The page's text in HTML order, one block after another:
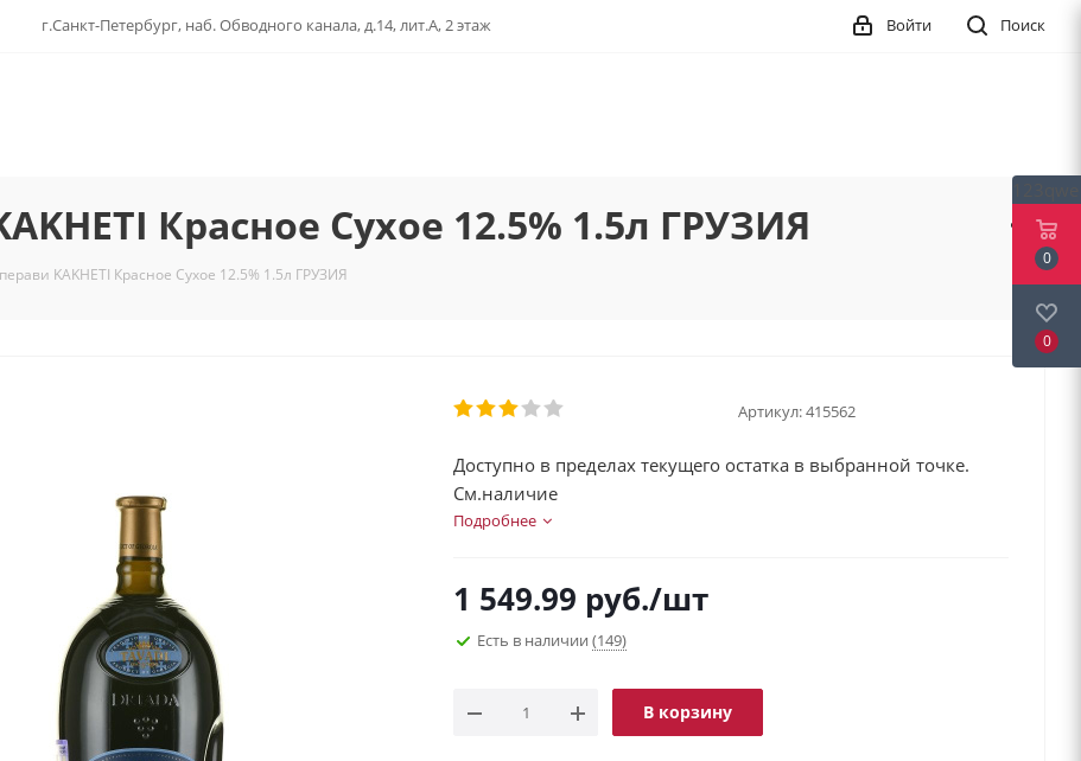
г.Санкт-Петербург, наб. Обводного канала, д.14, лит.А, 2 этаж Поиск
Войти
Красное Сухое 12.5% 1.5л ГРУЗИЯ
KAKHETI Красное Сухое 12.5% 1.5л ГРУЗИЯ
Артикул:415562
Доступно в пределах текущего остатка в выбранной точке.
См.наличие
Подробнее
1 549.99 руб./шт
Есть в наличии (149)
В корзину
0
0